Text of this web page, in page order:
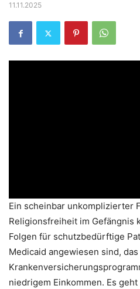
11.11.2025
Ein scheinbar unkomplizierter
Religionsfreiheit im Gefängnis
Folgen für schutzbedürftige
Medicaid angewiesen sind,
niedrigem Einkommen. Es geht